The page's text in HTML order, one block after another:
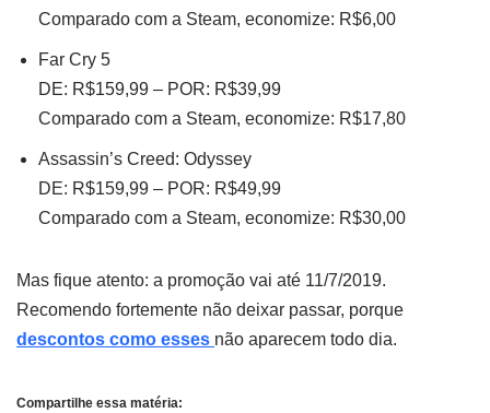
Comparado com a Steam, economize: R$6,00
Far Cry 5
DE: R$159,99 – POR: R$39,99
Comparado com a Steam, economize: R$17,80
Assassin’s Creed: Odyssey
DE: R$159,99 – POR: R$49,99
Comparado com a Steam, economize: R$30,00
Mas fique atento: a promoção vai até 11/7/2019.
Recomendo fortemente não deixar passar, porque
descontos como esses não aparecem todo dia.
Compartilhe essa matéria: